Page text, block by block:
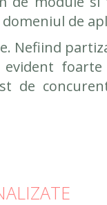
de
Nefiind
de